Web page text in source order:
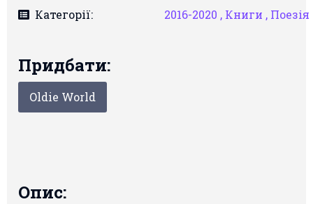
Категорії:
2016-2020 , Книги , Поезія
Придбати:
Oldie World
Опис: